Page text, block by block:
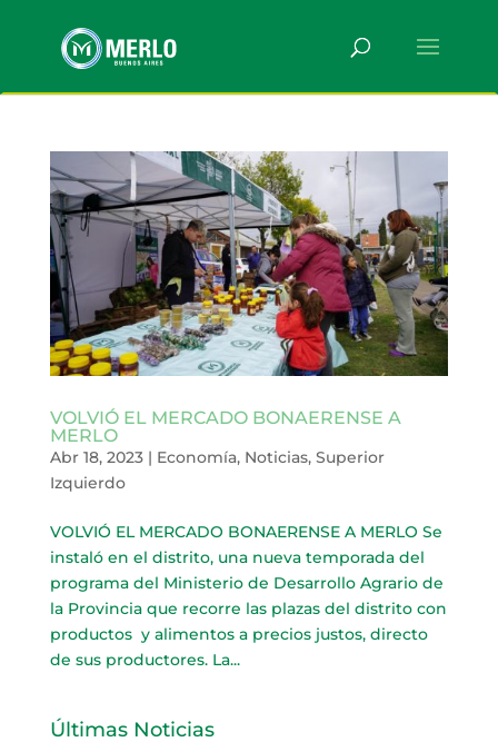
VOLVIÓ EL MERCADO BONAERENSE A
MERLO
Abr 18, 2023| Economía, Noticias, Superior
Izquierdo
VOLVIÓ EL MERCADO BONAERENSE A MERLO Se
instaló en el distrito, una nueva temporada del
programa del Ministerio de Desarrollo Agrario de
la Provincia que recorre las plazas del distrito con
productos y alimentos a precios justos, directo
de sus productores. La...
Últimas Noticias